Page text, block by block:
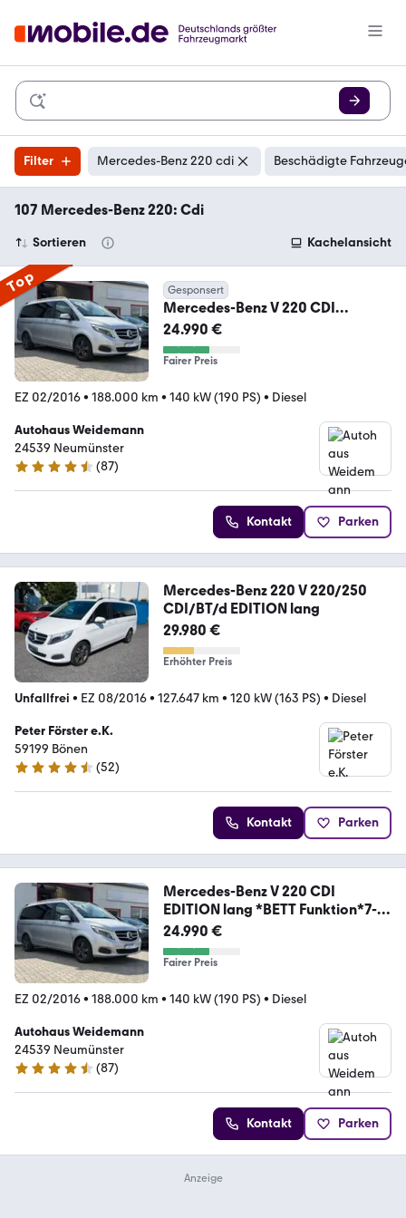
Filter Mercedes-Benz 220 cdi Beschädigte
107 Mercedes-Benz 220: Cdi
Sortieren Kachelansicht
Top Gesponsert
Mercedes-Benz V 220 CDI
EDITION lang *BETT Funktion*7-
Sitzer*
24.990 €
Fairer Preis
EZ 02/2016• 188.000 km • 140 kW (190 PS) • Diesel
Autohaus Weidemann
24539 Neumünster
4.7 Sterne
(87)
Kontakt Parken
Mercedes-Benz 220 V 220/250
CDI/BT/d EDITION lang
29.980 €
Erhöhter Preis
Unfallfrei • EZ 08/2016• 127.647 km • 120 kW (163 PS) • Diesel
Peter Förster e.K.
59199 Bönen
4.5 Sterne
(52)
Kontakt Parken
Mercedes-Benz V 220 CDI
EDITION lang *BETT Funktion*7-
Sitzer*
24.990 €
Fairer Preis
EZ 02/2016• 188.000 km • 140 kW (190 PS) • Diesel
Autohaus Weidemann
24539 Neumünster
4.7 Sterne
(87)
Kontakt Parken